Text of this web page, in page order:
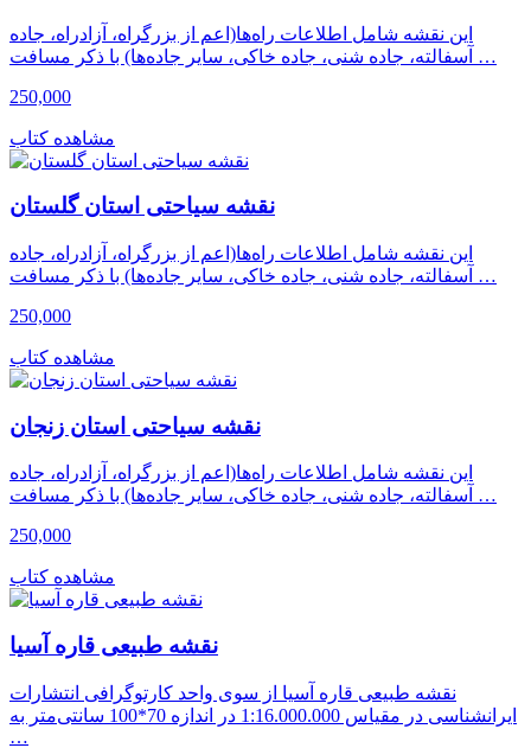
این نقشه شامل اطلاعات راه‌ها(اعم از بزرگراه، آزادراه، جاده
آسفالته، جاده شنی، جاده خاکی، سایر جاده‌ها) با ذکر مسافت …
250,000
مشاهده کتاب
نقشه سیاحتی استان گلستان
این نقشه شامل اطلاعات راه‌ها(اعم از بزرگراه، آزادراه، جاده
آسفالته، جاده شنی، جاده خاکی، سایر جاده‌ها) با ذکر مسافت …
250,000
مشاهده کتاب
نقشه سیاحتی استان زنجان
این نقشه شامل اطلاعات راه‌ها(اعم از بزرگراه، آزادراه، جاده
آسفالته، جاده شنی، جاده خاکی، سایر جاده‌ها) با ذکر مسافت …
250,000
مشاهده کتاب
نقشه طبیعی قاره آسیا
نقشه طبیعی قاره آسیا از سوی واحد کارتوگرافی انتشارات
ایرانشناسی در مقیاس 1:16.000.000 در اندازه 70*100 سانتی‌متر به
…